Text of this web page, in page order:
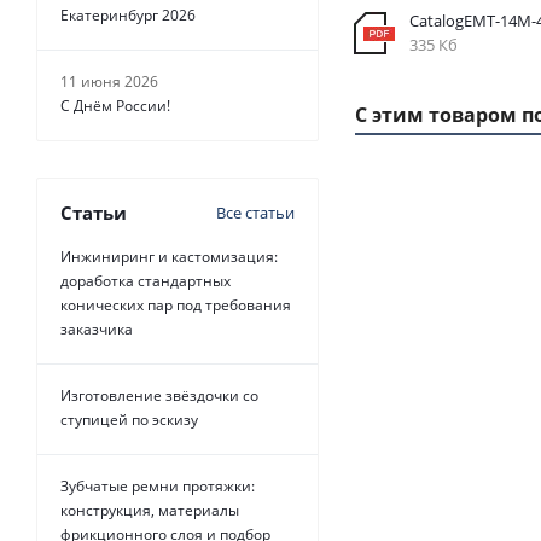
CatalogEMT-14М-
335 Кб
С этим товаром
Екатеринбург 2026
11 июня 2026
С Днём России!
Статьи Все статьи
Инжиниринг и кастомизация:
доработка стандартных
конических пар под требования
заказчика
Изготовление звёздочки со
ступицей по эскизу
Зубчатые ремни протяжки:
конструкция, материалы
фрикционного слоя и подбор